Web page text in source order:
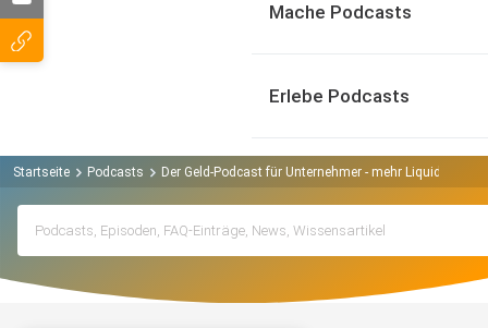
Mache Podcasts
Erlebe Podcasts
Startseite Podcasts Der Geld-Podcast für Unternehmer - mehr Liquidität